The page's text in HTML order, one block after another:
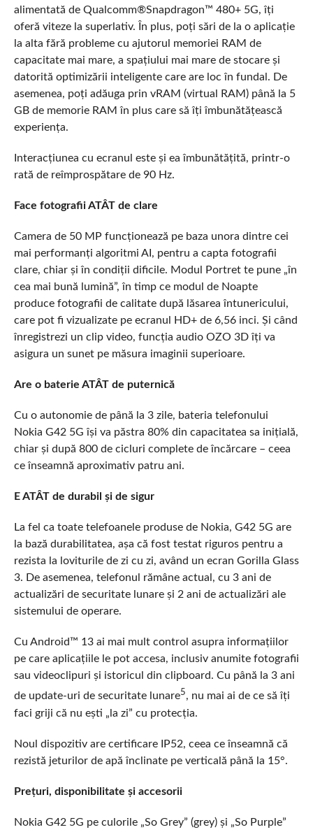
alimentată de Qualcomm®Snapdragon™ 480+ 5G, îți
oferă viteze la superlativ. În plus, poți sări de la o aplicație
la alta fără probleme cu ajutorul memoriei RAM de
capacitate mai mare, a spațiului mai mare de stocare și
datorită optimizării inteligente care are loc în fundal. De
asemenea, poți adăuga prin vRAM (virtual RAM) până la 5
GB de memorie RAM în plus care să îți îmbunătățească
experiența.
Interacțiunea cu ecranul este și ea îmbunătățită, printr-o
rată de reîmprospătare de 90 Hz.
Face fotografii ATÂT de clare
Camera de 50 MP funcționează pe baza unora dintre cei
mai performanți algoritmi AI, pentru a capta fotografii
clare, chiar și în condiții dificile. Modul Portret te pune „în
cea mai bună lumină”, în timp ce modul de Noapte
produce fotografii de calitate după lăsarea întunericului,
care pot fi vizualizate pe ecranul HD+ de 6,56 inci. Și când
înregistrezi un clip video, funcția audio OZO 3D îți va
asigura un sunet pe măsura imaginii superioare.
Are o baterie ATÂT de puternică
Cu o autonomie de până la 3 zile, bateria telefonului
Nokia G42 5G își va păstra 80% din capacitatea sa inițială,
chiar și după 800 de cicluri complete de încărcare – ceea
ce înseamnă aproximativ patru ani.
E ATÂT de durabil și de sigur
La fel ca toate telefoanele produse de Nokia, G42 5G are
la bază durabilitatea, așa că fost testat riguros pentru a
rezista la loviturile de zi cu zi, având un ecran Gorilla Glass
3. De asemenea, telefonul rămâne actual, cu 3 ani de
actualizări de securitate lunare și 2 ani de actualizări ale
sistemului de operare.
Cu Android™ 13 ai mai mult control asupra informațiilor
pe care aplicațiile le pot accesa, inclusiv anumite fotografii
sau videoclipuri și istoricul din clipboard. Cu până la 3 ani
de update-uri de securitate lunare5, nu mai ai de ce să îți
faci griji că nu ești „la zi” cu protecția.
Noul dispozitiv are certificare IP52, ceea ce înseamnă că
rezistă jeturilor de apă înclinate pe verticală până la 15°.
Prețuri, disponibilitate și accesorii
Nokia G42 5G pe culorile „So Grey” (grey) și „So Purple”